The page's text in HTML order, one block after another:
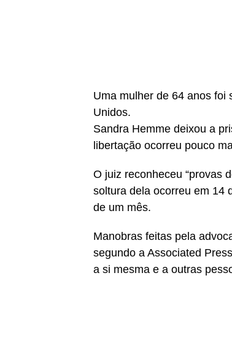
Uma mulher de 64 anos foi
Unidos.
Sandra Hemme deixou a
libertação ocorreu pouco
O juiz reconheceu “provas
soltura dela ocorreu em 14
de um mês.
Manobras feitas pela
segundo a Associated
a si mesma e a outras